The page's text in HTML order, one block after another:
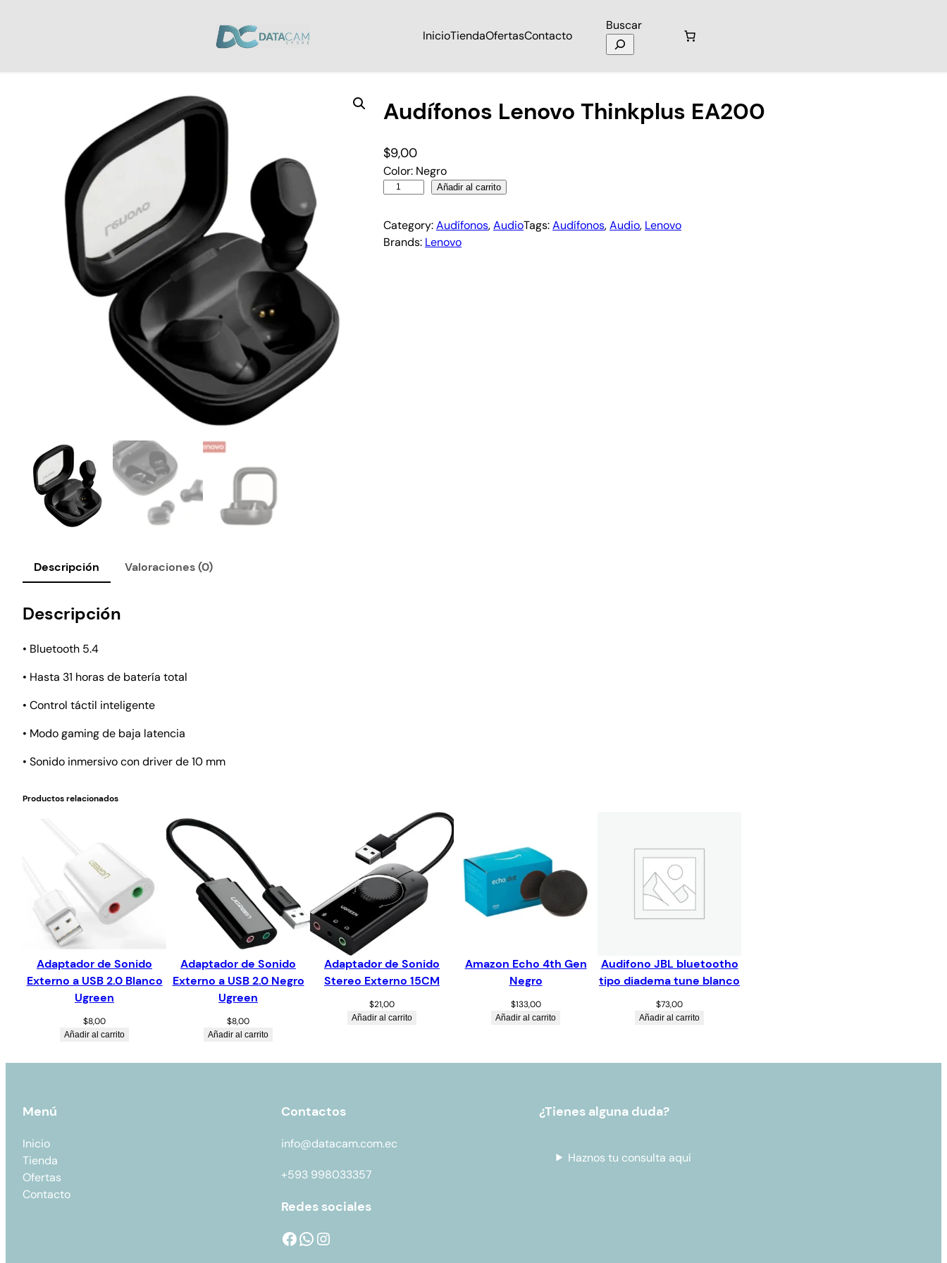
InicioTiendaOfertasContacto
Buscar
Audífonos Lenovo Thinkplus EA200
$9,00
Color: Negro
Añadir al carrito
Category:Audífonos, AudioTags:Audífonos, Audio, Lenovo
Brands: Lenovo
Descripción Valoraciones (0)
Descripción
• Bluetooth 5.4
• Hasta 31 horas de batería total
• Control táctil inteligente
• Modo gaming de baja latencia
• Sonido inmersivo con driver de 10 mm
Productos relacionados
Adaptador de Sonido
Externo a USB 2.0 Blanco
Ugreen
$8,00
Añadir al carrito
Adaptador de Sonido
Externo a USB 2.0 Negro
Ugreen
$8,00
Añadir al carrito
Adaptador de Sonido
Stereo Externo 15CM
$21,00
Añadir al carrito
Amazon Echo 4th Gen
Negro
$133,00
Añadir al carrito
Audifono JBL bluetootho
tipo diadema tune blanco
$73,00
Añadir al carrito
Menú
Inicio
Tienda
Ofertas
Contacto
Contactos
info@datacam.com.ec
+593 998033357
Redes sociales
¿Tienes alguna duda?
Haznos tu consulta aquí